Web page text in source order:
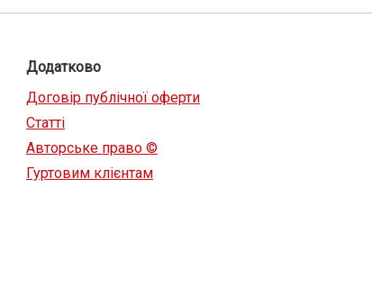
Додатково
Договір публічної оферти
Статті
Авторське право ©
Гуртовим клієнтам